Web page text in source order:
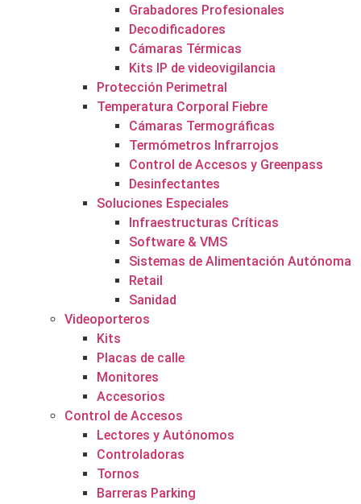
Grabadores Profesionales
Decodificadores
Cámaras Térmicas
Kits IP de videovigilancia
Protección Perimetral
Temperatura Corporal Fiebre
Cámaras Termográficas
Termómetros Infrarrojos
Control de Accesos y Greenpass
Desinfectantes
Soluciones Especiales
Infraestructuras Críticas
Software & VMS
Sistemas de Alimentación Autónoma
Retail
Sanidad
Videoporteros
Kits
Placas de calle
Monitores
Accesorios
Control de Accesos
Lectores y Autónomos
Controladoras
Tornos
Barreras Parking